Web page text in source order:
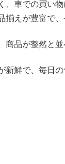
、車での買い物
揃えが豊富で
商品が整然と
新鮮で、毎日